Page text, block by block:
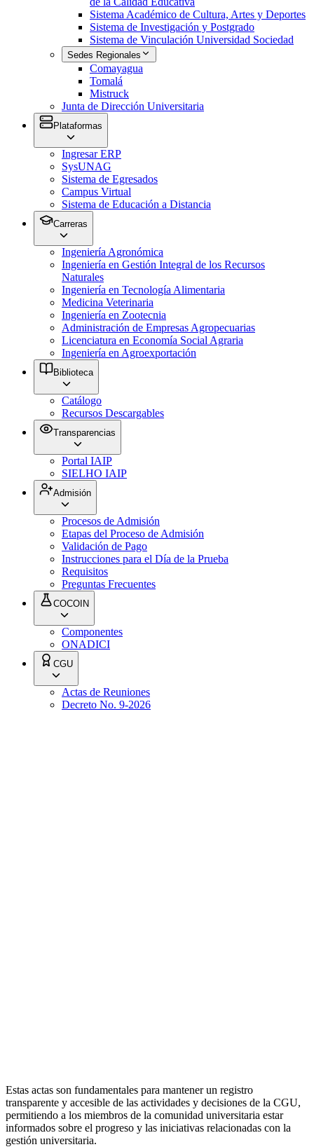
Sistema Académico de Cultura, Artes y Deportes
Sistema de Investigación y Postgrado
Sistema de Vinculación Universidad Sociedad
Sedes Regionales
Comayagua
Tomalá
Mistruck
Junta de Dirección Universitaria
Plataformas
Ingresar ERP
SysUNAG
Sistema de Egresados
Campus Virtual
Sistema de Educación a Distancia
Carreras
Ingeniería Agronómica
Ingeniería en Gestión Integral de los Recursos
Naturales
Ingeniería en Tecnología Alimentaria
Medicina Veterinaria
Ingeniería en Zootecnia
Administración de Empresas Agropecuarias
Licenciatura en Economía Social Agraria
Ingeniería en Agroexportación
Biblioteca
Catálogo
Recursos Descargables
Transparencias
Portal IAIP
SIELHO IAIP
Admisión
Procesos de Admisión
Etapas del Proceso de Admisión
Validación de Pago
Instrucciones para el Día de la Prueba
Requisitos
Preguntas Frecuentes
COCOIN
Componentes
ONADICI
CGU
Actas de Reuniones
Decreto No. 9-2026
Estas actas son fundamentales para mantener un registro
transparente y accesible de las actividades y decisiones de la CGU,
permitiendo a los miembros de la comunidad universitaria estar
informados sobre el progreso y las iniciativas relacionadas con la
gestión universitaria.